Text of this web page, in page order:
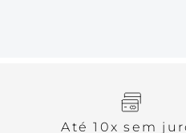
Até 10x sem